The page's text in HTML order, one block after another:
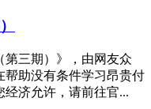
第三期）》，由网友众
帮助没有条件学习昂贵付
济允许，请前往官...